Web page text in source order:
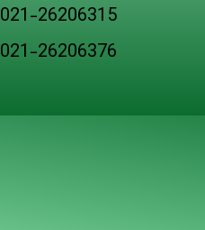
021-26206315
021-26206376